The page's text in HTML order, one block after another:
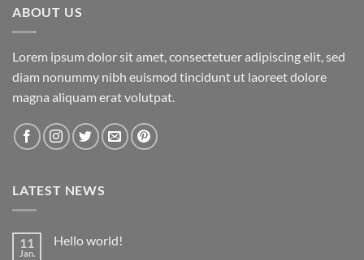
ABOUT US
Lorem ipsum dolor sit amet, consectetuer adipiscing elit, sed
diam nonummy nibh euismod tincidunt ut laoreet dolore
magna aliquam erat volutpat.
LATEST NEWS
11
Jan.
Hello world!